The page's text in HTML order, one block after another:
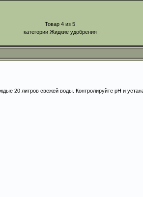
Товар 4 из 5
категории Жидкие удобрения
20 литров свежей воды. Контролируйте рН и